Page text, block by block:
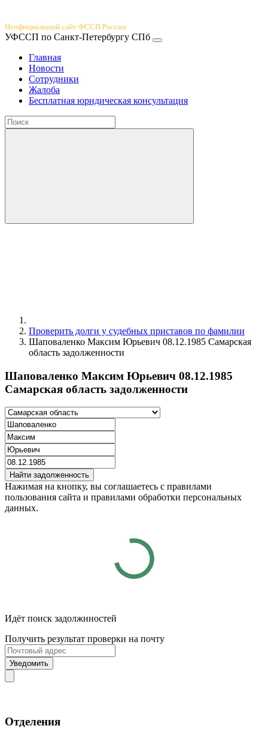
Неофициальный сайт ФССП России
УФССП по Санкт-Петербургу СПб
Главная
Новости
Сотрудники
Жалоба
Бесплатная юридическая консультация
Проверить долги у судебных приставов по фамилии
Шаповаленко Максим Юрьевич 08.12.1985 Самарская
область задолженности
Шаповаленко Максим Юрьевич 08.12.1985
Самарская область задолженности
Найти задолженность
Нажимая на кнопку, вы соглашаетесь с правилами
пользования сайта и правилами обработки персональных
данных.
Идёт поиск задолжнностей
Получить результат проверки на почту
Уведомить
Отделения